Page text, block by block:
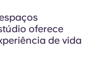
oferece
de vida